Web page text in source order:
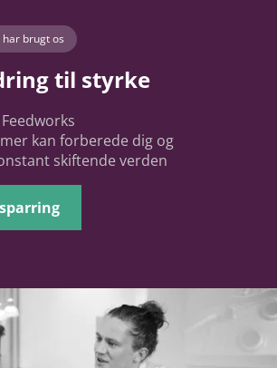
brugt os
til styrke
kan forberede dig og
skiftende verden